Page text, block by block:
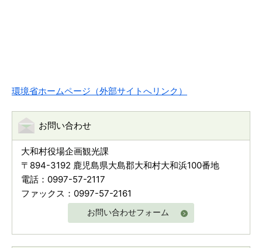
環境省ホームページ（外部サイトへリンク）
お問い合わせ
大和村役場企画観光課
〒894-3192 鹿児島県大島郡大和村大和浜100番地
電話：0997-57-2117
ファックス：0997-57-2161
お問い合わせフォーム